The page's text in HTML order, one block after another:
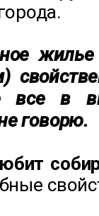
все в
говорю.